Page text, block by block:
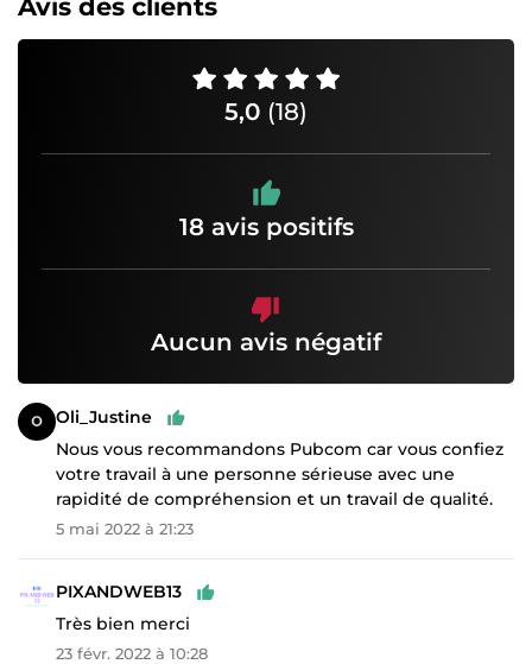
Avis des clients
5,0 (18)
18 avis positifs
Aucun avis négatif
Oli_Justine
Nous vous recommandons Pubcom car vous confiez
votre travail à une personne sérieuse avec une
rapidité de compréhension et un travail de qualité.
5 mai 2022 à 21:23
PIXANDWEB13
Très bien merci
23 févr. 2022 à 10:28